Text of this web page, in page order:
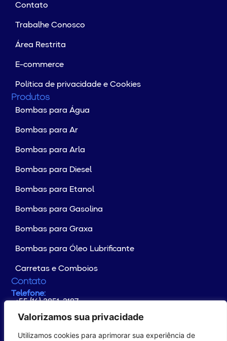
Valorizamos sua privacidade
Utilizamos cookies para aprimorar sua experiência de
Contato
Trabalhe Conosco
Área Restrita
E-commerce
Política de privacidade e Cookies
Produtos
Bombas para Água
Bombas para Ar
Bombas para Arla
Bombas para Diesel
Bombas para Etanol
Bombas para Gasolina
Bombas para Graxa
Bombas para Óleo Lubrificante
Carretas e Comboios
Contato
Telefone:
+55 (16) 3851-2187
Whatsapp:
+55 (16) 99176-4133
Endereço:
Rodovia Altino Arantes Km 102